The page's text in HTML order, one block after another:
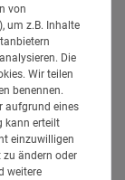
Zinken mit
Mutter
x 1,5
Profil
*
von
um z.B. Inhalte
Die
Wir teilen
benennen.
aufgrund eines
kann erteilt
einzuwilligen
ändern oder
weitere